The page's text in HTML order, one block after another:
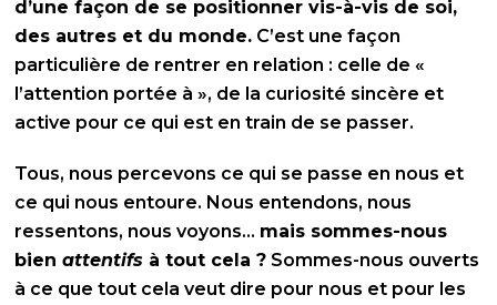
d’une façon de se positionner vis-à-vis de soi,
des autres et du monde. C’est une façon
particulière de rentrer en relation : celle de «
l’attention portée à », de la curiosité sincère et
active pour ce qui est en train de se passer.
Tous, nous percevons ce qui se passe en nous et
ce qui nous entoure. Nous entendons, nous
ressentons, nous voyons… mais sommes-nous
bienattentifs à tout cela ? Sommes-nous ouverts
à ce que tout cela veut dire pour nous et pour les